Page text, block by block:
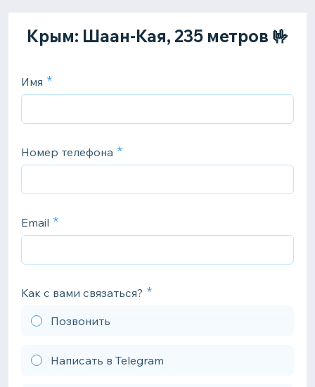
Крым: Шаан-Кая, 235 метров 🤟
Имя
Номер телефона
Email
Как с вами связаться?
Позвонить
Написать в Telegram